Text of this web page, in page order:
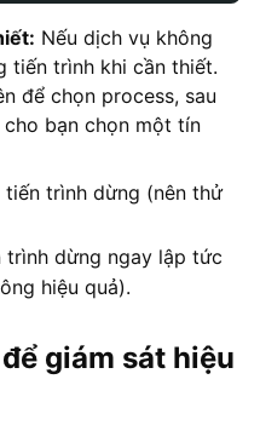
Nếu dịch vụ không
tiến trình khi cần thiết.
để chọn process, sau
bạn chọn một tín
tiến trình dừng (nên thử
trình dừng ngay lập tức
hiệu quả).
giám sát hiệu